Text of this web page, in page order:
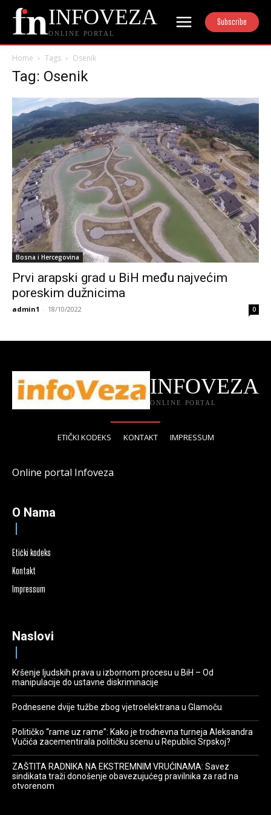
INFOVEZA
ONLINE PORTAL
Subscribe
Home Tags Osenik
Tag: Osenik
Bosna i Hercegovina
Prvi arapski grad u BiH među najvećim
poreskim dužnicima
admin1 - 18/10/2022 0
INFOVEZA
ONLINE PORTAL
ETIČKI KODEKS KONTAKT IMPRESSUM
Online portal Infoveza
O Nama
Etički kodeks
Kontakt
Impressum
Naslovi
Kršenje ljudskih prava u izbornom procesu u BiH – Od
manipulacije do ustavne diskriminacije
Podnesene dvije tužbe zbog vjetroelektrana u Glamoču
Političko “rame uz rame”: Kako je trodnevna turneja Aleksandra
Vučića zacementirala političku scenu u Republici Srpskoj?
ZAŠTITA RADNIKA NA EKSTREMNIM VRUĆINAMA: Savez
sindikata traži donošenje obavezujućeg pravilnika za rad na
otvorenom